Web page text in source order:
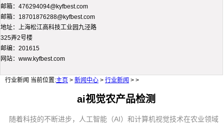
邮箱：476294094@kyfbest.com
邮箱：18701876288@kyfbest.com
地址：上海松江高科技工业园九泾路
325弄2号楼
邮编：201615
网站：www.kyfbest.com
行业新闻 当前位置:主页 > 新闻中心 > 行业新闻 > >
ai视觉农产品检测
随着科技的不断进步，人工智能（AI）和计算机视觉技术在农业领域